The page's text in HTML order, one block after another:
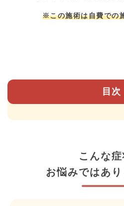
※この施術は自費での
目次
こんな
お悩みではあり